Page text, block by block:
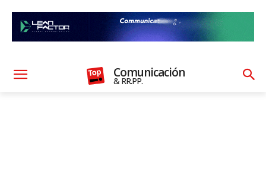
Comunicación
& RR.PP.